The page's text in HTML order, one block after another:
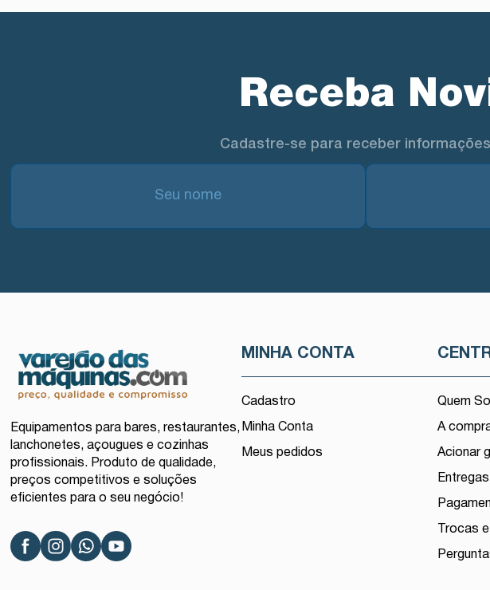
Receba
Cadastre-se para receber
Equipamentos para bares, restaurantes,
lanchonetes, açougues e cozinhas
profissionais. Produto de qualidade,
preços competitivos e soluções
eficientes para o seu negócio!
MINHA CONTA
Cadastro
Minha Conta
Meus pedidos
Quem
A
Acionar
Entregas
Trocas